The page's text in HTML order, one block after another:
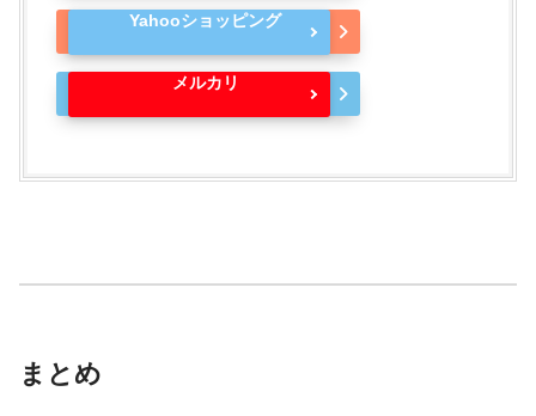
Yahooショッピング
メルカリ
まとめ